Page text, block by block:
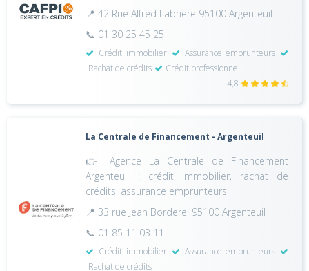
📍 42 Rue Alfred Labriere 95100 Argenteuil
📞 01 30 25 45 25
Crédit immobilier
Assurance emprunteurs
Rachat de crédits
Crédit professionnel
4,8
La Centrale de Financement - Argenteuil
👉 Agence La Centrale de Financement
Argenteuil : crédit immobilier, rachat de
crédits, assurance emprunteurs
📍 33 rue Jean Borderel 95100 Argenteuil
📞 01 85 11 03 11
Crédit immobilier
Assurance emprunteurs
Rachat de crédits